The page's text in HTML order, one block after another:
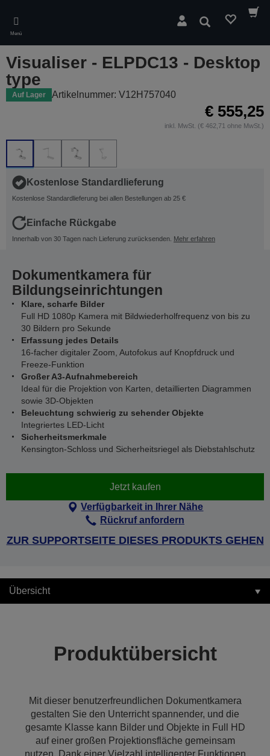
main
content
Menü
Suchen
Visualiser - ELPDC13 - Desktop
type
Auf Lager Artikelnummer: V12H757040
€ 555,25
inkl. MwSt. (€ 462,71 ohne MwSt.)
Kostenlose Standardlieferung
Kostenlose Standardlieferung bei allen Bestellungen ab 25 €
Einfache Rückgabe
Innerhalb von 30 Tagen nach Lieferung zurücksenden. Mehr erfahren
Dokumentkamera für
Bildungseinrichtungen
Klare, scharfe Bilder
Full HD 1080p Kamera mit Bildwiederholfrequenz von bis zu
30 Bildern pro Sekunde
Erfassung jedes Details
16-facher digitaler Zoom, Autofokus auf Knopfdruck und
Freeze-Funktion
Großer A3-Aufnahmebereich
Ideal für die Projektion von Karten, detaillierten Diagrammen
sowie 3D-Objekten
Beleuchtung schwierig zu sehender Objekte
Integriertes LED-Licht
Sicherheitsmerkmale
Kensington-Schloss und Sicherheitsriegel als Diebstahlschutz
Jetzt kaufen
Verfügbarkeit in Ihrer Nähe
Rückruf anfordern
ZUR SUPPORTSEITE DIESES PRODUKTS GEHEN
Übersicht
Produktübersicht
Mit dieser benutzerfreundlichen Dokumentkamera
gestalten Sie den Unterricht spannender, und die
gesamte Klasse kann Bilder und Objekte in Full HD
auf einer großen Projektionsfläche gemeinsam
nutzen. Dank einer Vielzahl intelligenter Funktionen